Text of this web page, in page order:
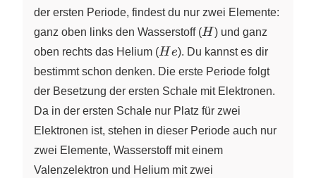
der ersten Periode, findest du nur zwei Elemente:
ganz oben links den Wasserstoff (H
H)und ganz
oben rechts das Helium (He
He). Du kannst es dir
bestimmt schon denken. Die erste Periode folgt
der Besetzung der ersten Schale mit Elektronen.
Da in der ersten Schale nur Platz für zwei
Elektronen ist, stehen in dieser Periode auch nur
zwei Elemente, Wasserstoff mit einem
Valenzelektron und Helium mit zwei